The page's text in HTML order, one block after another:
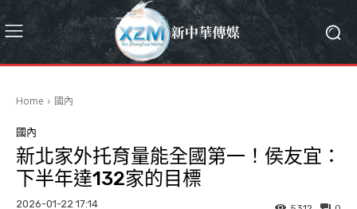
Home 國內
國內
新北家外托育量能全國第一！侯友宜：
下半年達132家的目標
2026-01-22 17:14